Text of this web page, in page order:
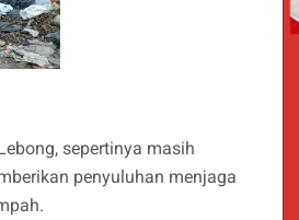
sepertinya masih
penyuluhan menjaga